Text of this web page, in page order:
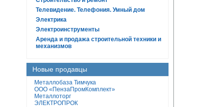
Телевидение. Телефония. Умный дом
Электрика
Электроинструменты
Аренда и продажа строительной техники и
механизмов
Новые продавцы
Металлобаза Тимчука
ООО «ПензаПромКомплект»
Металлоторг
ЭЛЕКТРОПРОК